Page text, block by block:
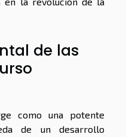
de las
como una potente
de un desarrollo